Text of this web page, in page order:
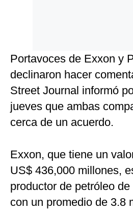
Portavoces de Exxon y
declinaron hacer
Street Journal informó
jueves que ambas
cerca de un acuerdo.
Exxon, que tiene un
US$ 436,000 millones,
productor de petróleo
con un promedio de 3.8